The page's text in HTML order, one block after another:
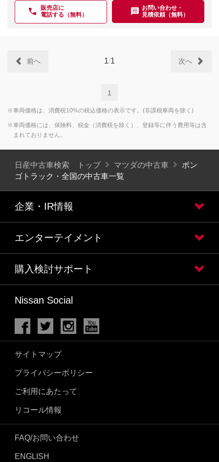
販売店に
電話する（無料）
お問い合わせ・
見積依頼（無料）
1/1
前へ 次へ
1
※車両価格は、消費税10%の税込価格の表示です。(非課税車両を除く)
※車両価格には、保険料、税金（消費税を除く）、登録等に伴う費用等は含
まれておりません。
日産中古車検索 トップ マツダの中古車
ボン
ゴトラック・全国の中古車一覧
企業・IR情報
エンターテイメント
購入検討サポート
Nissan Social
サイトマップ
プライバシーポリシー
ご利用にあたって
リコール情報
FAQ/お問い合わせ
ENGLISH